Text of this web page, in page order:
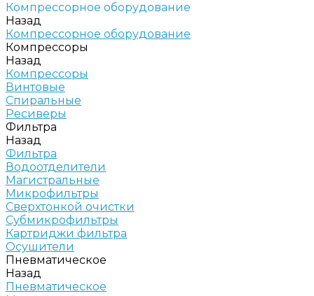
Компрессорное оборудование
Назад
Компрессорное оборудование
Компрессоры
Назад
Компрессоры
Винтовые
Спиральные
Ресиверы
Фильтра
Назад
Фильтра
Водоотделители
Магистральные
Микрофильтры
Сверхтонкой очистки
Субмикрофильтры
Картриджи фильтра
Осушители
Пневматическое
Назад
Пневматическое